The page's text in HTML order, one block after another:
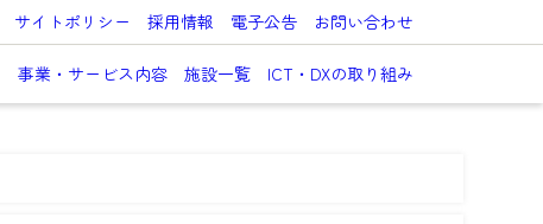
サイトポリシー 採用情報 電子公告 お問い合わせ
事業・サービス内容 施設一覧 ICT・DXの取り組み